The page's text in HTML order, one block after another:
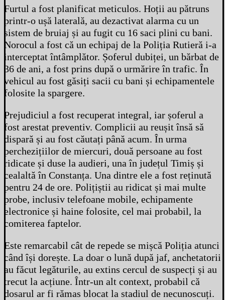
Furtul a fost planificat meticulos. Hoții au pătruns
printr-o ușă laterală, au dezactivat alarma cu un
sistem de bruiaj și au fugit cu 16 saci plini cu bani.
Norocul a fost că un echipaj de la Poliția Rutieră i-a
interceptat întâmplător. Șoferul dubiței, un bărbat de
36 de ani, a fost prins după o urmărire în trafic. În
vehicul au fost găsiți sacii cu bani și echipamentele
folosite la spargere.
Prejudiciul a fost recuperat integral, iar șoferul a
fost arestat preventiv. Complicii au reușit însă să
dispară și au fost căutați până acum. În urma
perchezițiilor de miercuri, două persoane au fost
ridicate și duse la audieri, una în județul Timiș și
cealaltă în Constanța. Una dintre ele a fost reținută
pentru 24 de ore. Polițiștii au ridicat și mai multe
probe, inclusiv telefoane mobile, echipamente
electronice și haine folosite, cel mai probabil, la
comiterea faptelor.
Este remarcabil cât de repede se mișcă Poliția atunci
când își dorește. La doar o lună după jaf, anchetatorii
au făcut legăturile, au extins cercul de suspecți și au
trecut la acțiune. Într-un alt context, probabil că
dosarul ar fi rămas blocat la stadiul de necunoscuți.